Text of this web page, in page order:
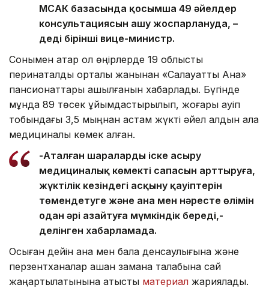
МСАК базасында қосымша 49 әйелдер
консультациясын ашу жоспарлануда, –
деді бірінші вице-министр.
Сонымен қатар ол өңірлерде 19 облыстық
перинаталдық орталық жанынан «Салауатты Ана»
пансионаттары ашылғанын хабарлады. Бүгінде
мұнда 89 төсек ұйымдастырылып, жоғары қауіп
тобындағы 3,5 мыңнан астам жүкті әйел алдын ала
медициналық көмек алған.
-Аталған шараларды іске асыру
медициналық көмектің сапасын арттыруға,
жүктілік кезіндегі асқыну қауіптерін
төмендетуге және ана мен нәресте өлімін
одан әрі азайтуға мүмкіндік береді,-
делінген хабарламада.
Осыған дейін ана мен бала денсаулығына және
перзентханалар қашан замана талабына сай
жаңартылатынына қатысты материал жариялады.